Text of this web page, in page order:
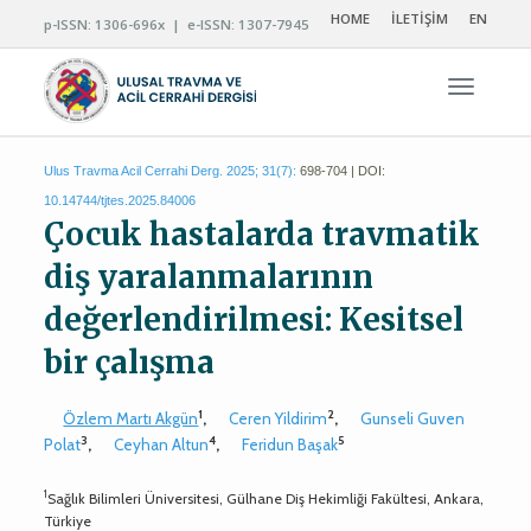
p-ISSN: 1306-696x | e-ISSN: 1307-7945 HOME İLETİŞİM EN
Ulus Travma Acil Cerrahi Derg. 2025; 31(7): 698-704 | DOI:
10.14744/tjtes.2025.84006
Çocuk hastalarda travmatik
diş yaralanmalarının
değerlendirilmesi: Kesitsel
bir çalışma
Özlem Martı Akgün1, Ceren Yildirim2,
Gunseli Guven
Polat3, Ceyhan Altun4, Feridun Başak5
1Sağlık Bilimleri Üniversitesi, Gülhane Diş Hekimliği Fakültesi, Ankara,
Türkiye